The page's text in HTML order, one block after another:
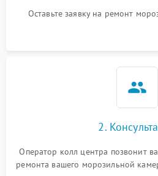
Оставьте заявку на ремонт
2.
Оператор колл центра позвонит
ремонта вашего морозильной